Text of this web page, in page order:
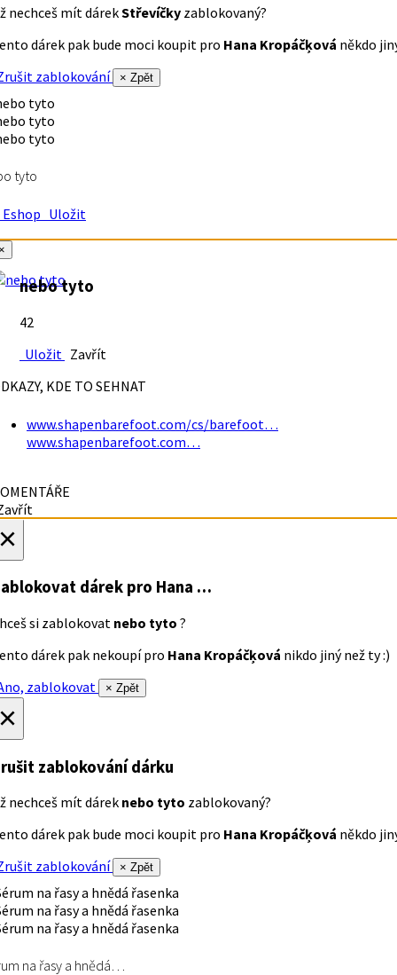
nechceš mít dárekStřevíčky zablokovaný?
dárek pak bude moci koupit pro Hana Kropáčķová někdo
zablokování
× Zpět
tyto
Uložit
nebo tyto
42
Uložit Zavřít
KDE TO SEHNAT
www.shapenbarefoot.com/cs/barefoot…
www.shapenbarefoot.com…
dárek pro Hana …
si zablokovat nebo tyto ?
dárek pak nekoupí pro Hana Kropáčķová nikdo jiný než ty :)
zablokovat
× Zpět
zablokování dárku
nechceš mít dárek nebo tyto zablokovaný?
dárek pak bude moci koupit pro Hana Kropáčķová někdo
zablokování
× Zpět
na řasy a hnědá…